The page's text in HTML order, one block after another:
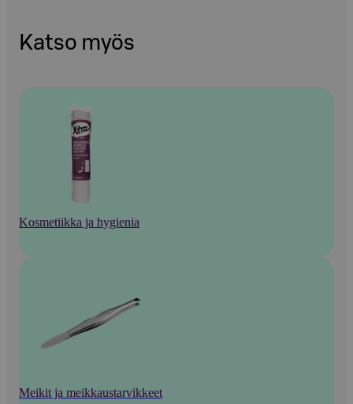
Katso myös
Kosmetiikka ja hygienia
Meikit ja meikkaustarvikkeet